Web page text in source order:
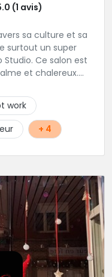
(1 avis)
sa culture et sa
surtout un super
Ce salon est
et chalereux.
work
+ 4